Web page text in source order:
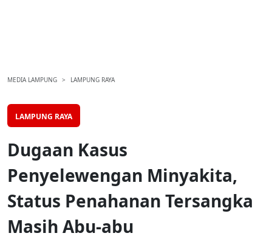
MEDIA LAMPUNG LAMPUNG RAYA
LAMPUNG RAYA
Dugaan Kasus
Penyelewengan Minyakita,
Status Penahanan Tersangka
Masih Abu-abu